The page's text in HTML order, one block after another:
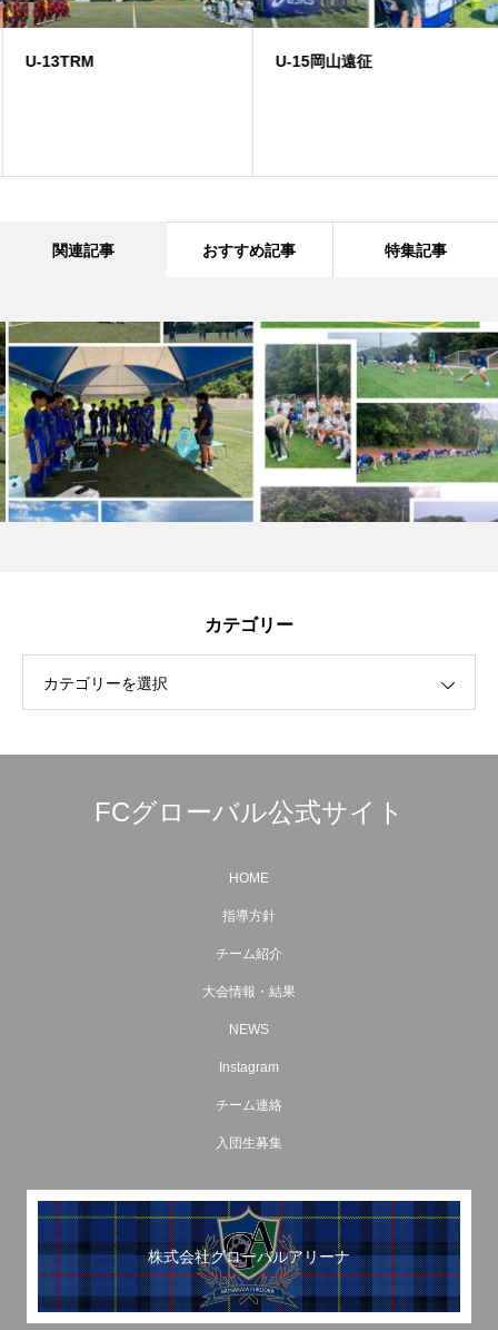
U-13TRM U-15岡山遠征
関連記事 おすすめ記事 特集記事
カテゴリー
カテゴリーを選択
FCグローバル公式サイト
HOME
指導方針
チーム紹介
大会情報・結果
NEWS
Instagram
チーム連絡
入団生募集
株式会社グローバルアリーナ